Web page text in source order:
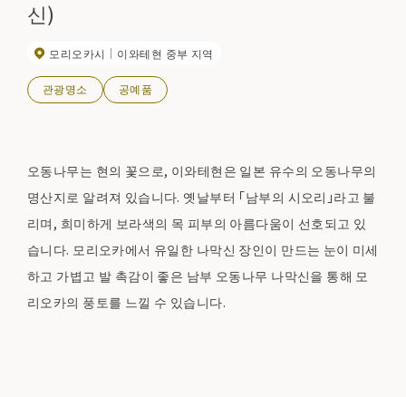
신)
모리오카시 이와테현 중부 지역
관광명소 공예품
오동나무는 현의 꽃으로, 이와테현은 일본 유수의 오동나무의
명산지로 알려져 있습니다. 옛날부터 「남부의 시오리」라고 불
리며, 희미하게 보라색의 목 피부의 아름다움이 선호되고 있
습니다. 모리오카에서 유일한 나막신 장인이 만드는 눈이 미세
하고 가볍고 발 촉감이 좋은 남부 오동나무 나막신을 통해 모
리오카의 풍토를 느낄 수 있습니다.